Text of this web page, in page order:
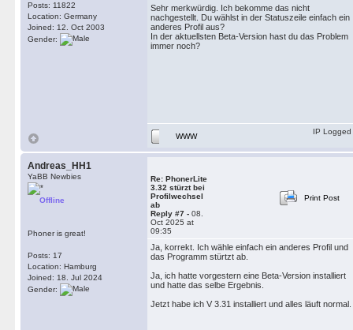
Posts: 11822
Location: Germany
Joined: 12. Oct 2003
Gender:
Sehr merkwürdig. Ich bekomme das nicht
nachgestellt. Du wählst in der Statuszeile einfach ein
anderes Profil aus?
In der aktuellsten Beta-Version hast du das Problem
immer noch?
WWW
IP Logged
Andreas_HH1
YaBB Newbies
Offline
Phoner is great!
Posts: 17
Location: Hamburg
Joined: 18. Jul 2024
Gender:
Re: PhonerLite
3.32 stürzt bei
Profilwechsel
ab
Reply #7 - 08.
Oct 2025 at
09:35
Print Post
Ja, korrekt. Ich wähle einfach ein anderes Profil und
das Programm stürtzt ab.
Ja, ich hatte vorgestern eine Beta-Version installiert
und hatte das selbe Ergebnis.
Jetzt habe ich V 3.31 installiert und alles läuft normal.